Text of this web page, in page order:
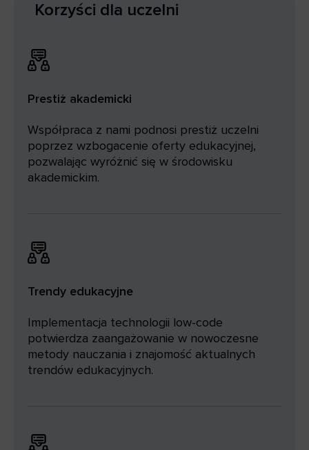
Korzyści dla uczelni
Prestiż akademicki
Współpraca z nami podnosi prestiż uczelni
poprzez wzbogacenie oferty edukacyjnej,
pozwalając wyróżnić się w środowisku
akademickim.
Trendy edukacyjne
Implementacja technologii low-code
potwierdza zaangażowanie w nowoczesne
metody nauczania i znajomość aktualnych
trendów edukacyjnych.